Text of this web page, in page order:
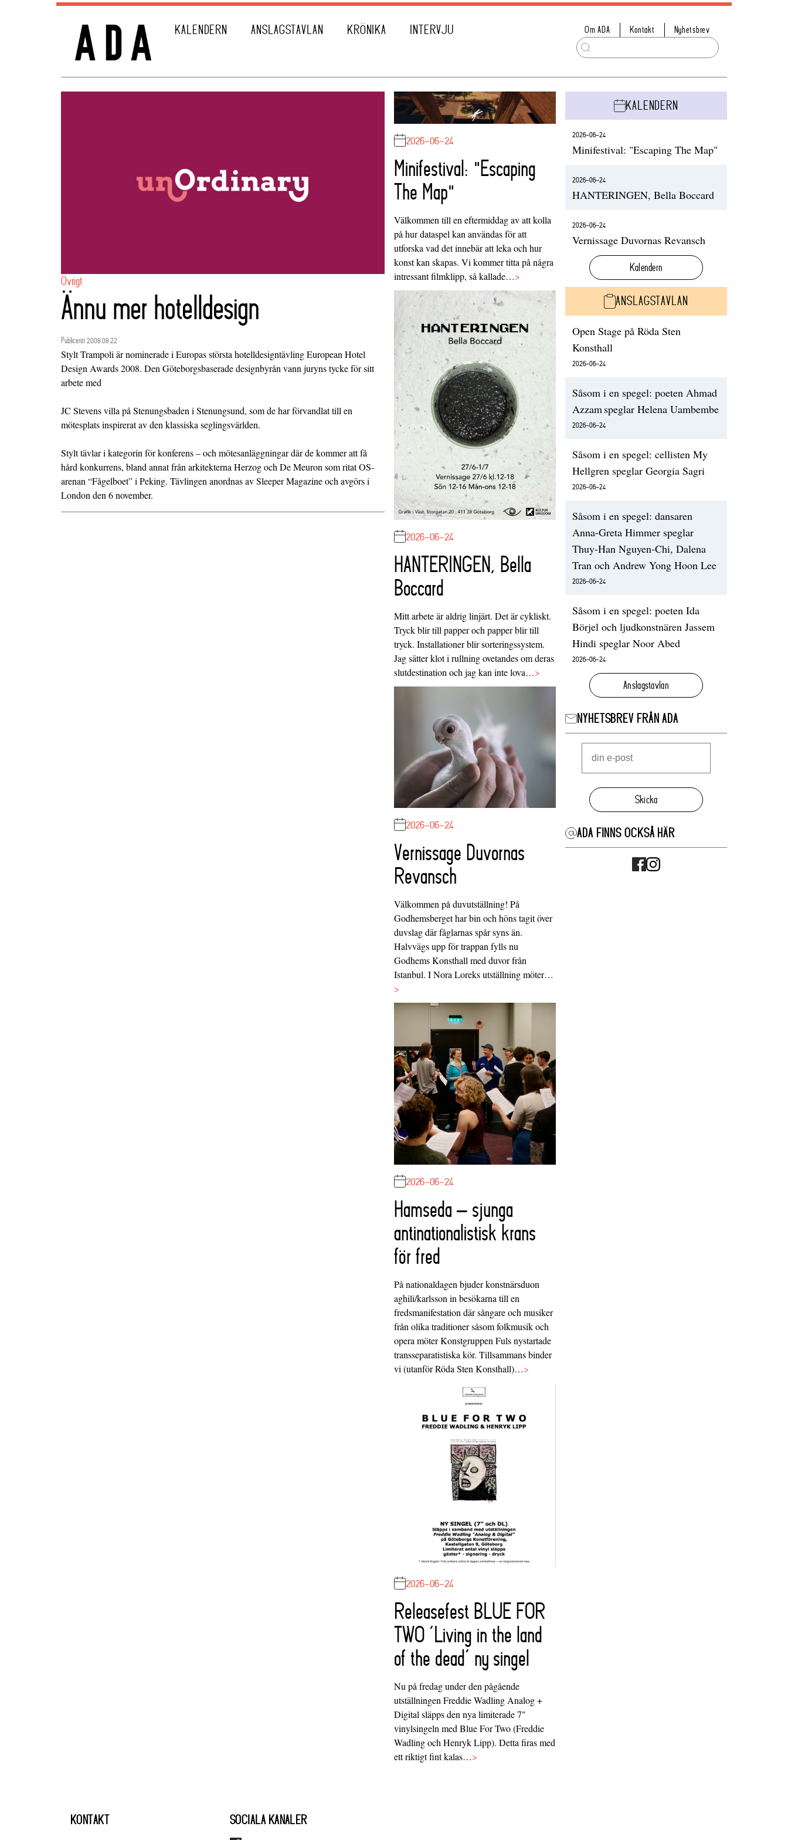
KALENDERN ANSLAGSTAVLAN KRÖNIKA INTERVJU Om ADA Kontakt Nyhetsbrev
Övrigt
Ännu mer hotelldesign
Publicerat 2008.08.22
Stylt Trampoli är nominerade i Europas största hotelldesigntävling European Hotel
Design Awards 2008. Den Göteborgsbaserade designbyrån vann juryns tycke för sitt
arbete med
JC Stevens villa på Stenungsbaden i Stenungsund, som de har förvandlat till en
mötesplats inspirerat av den klassiska seglingsvärlden.
Stylt tävlar i kategorin för konferens – och mötesanläggningar där de kommer att få
hård konkurrens, bland annat från arkitekterna Herzog och De Meuron som ritat OS-
arenan “Fågelboet” i Peking. Tävlingen anordnas av Sleeper Magazine och avgörs i
London den 6 november.
2026-06-24
Minifestival: "Escaping
The Map"
Välkommen till en eftermiddag av att kolla
på hur dataspel kan användas för att
utforska vad det innebär att leka och hur
konst kan skapas. Vi kommer titta på några
intressant filmklipp, så kallade…>
2026-06-24
HANTERINGEN, Bella
Boccard
Mitt arbete är aldrig linjärt. Det är cykliskt.
Tryck blir till papper och papper blir till
tryck. Installationer blir sorteringssystem.
Jag sätter klot i rullning ovetandes om deras
slutdestination och jag kan inte lova…>
2026-06-24
Vernissage Duvornas
Revansch
Välkommen på duvutställning! På
Godhemsberget har bin och höns tagit över
duvslag där fåglarnas spår syns än.
Halvvägs upp för trappan fylls nu
Godhems Konsthall med duvor från
Istanbul. I Nora Loreks utställning möter…
>
2026-06-24
Hamseda – sjunga
antinationalistisk krans
för fred
På nationaldagen bjuder konstnärsduon
aghili/karlsson in besökarna till en
fredsmanifestation där sångare och musiker
från olika traditioner såsom folkmusik och
opera möter Konstgruppen Fuls nystartade
transseparatistiska kör. Tillsammans binder
vi (utanför Röda Sten Konsthall)…>
2026-06-24
Releasefest BLUE FOR
TWO ‘Living in the land
of the dead’ ny singel
Nu på fredag under den pågående
utställningen Freddie Wadling Analog +
Digital släpps den nya limiterade 7"
vinylsingeln med Blue For Two (Freddie
Wadling och Henryk Lipp). Detta firas med
ett riktigt fint kalas…>
KALENDERN
2026-06-24
Minifestival: "Escaping The Map"
2026-06-24
HANTERINGEN, Bella Boccard
2026-06-24
Vernissage Duvornas Revansch
Kalendern
ANSLAGSTAVLAN
Open Stage på Röda Sten
Konsthall
2026-06-24
Såsom i en spegel: poeten Ahmad
Azzam speglar Helena Uambembe
2026-06-24
Såsom i en spegel: cellisten My
Hellgren speglar Georgia Sagri
2026-06-24
Såsom i en spegel: dansaren
Anna-Greta Himmer speglar
Thuy-Han Nguyen-Chi, Dalena
Tran och Andrew Yong Hoon Lee
2026-06-24
Såsom i en spegel: poeten Ida
Börjel och ljudkonstnären Jassem
Hindi speglar Noor Abed
2026-06-24
Anslagstavlan
NYHETSBREV FRÅN ADA
Skicka
ADA FINNS OCKSÅ HÄR
KONTAKT SOCIALA KANALER